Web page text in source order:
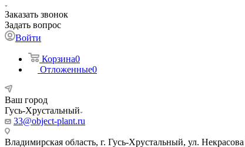
Заказать звонок
Задать вопрос
Войти
Корзина0
Отложенные0
Ваш город
Гусь-Хрустальный
33@object-plant.ru
Владимирская область, г. Гусь-Хрустальный, ул.